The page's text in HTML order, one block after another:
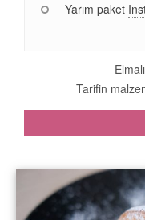
Yarım paket
Tarifin